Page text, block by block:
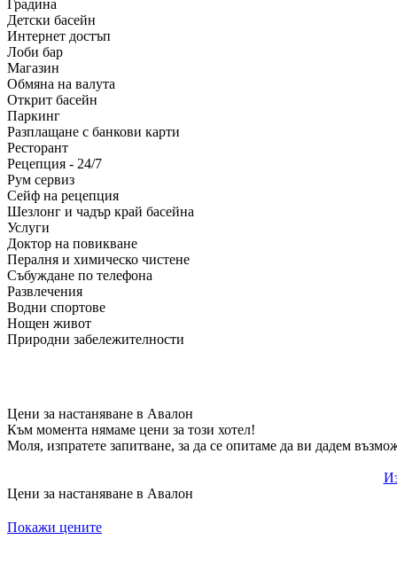
Градина
Детски басейн
Интернет достъп
Лоби бар
Магазин
Обмяна на валута
Открит басейн
Паркинг
Разплащане с банкови карти
Ресторант
Рецепция - 24/7
Рум сервиз
Сейф на рецепция
Шезлонг и чадър край басейна
Услуги
Доктор на повикване
Пералня и химическо чистене
Събуждане по телефона
Развлечения
Водни спортове
Нощен живот
Природни забележителности
Цени за настаняване в Авалон
Към момента нямаме цени за този хотел!
Моля, изпратете запитване, за да се опитаме да ви дадем
Цени за настаняване в Авалон
Покажи цените